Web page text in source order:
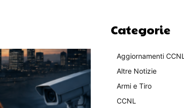
Categorie
Aggiornamenti
Altre Notizie
Armi e Tiro
CCNL